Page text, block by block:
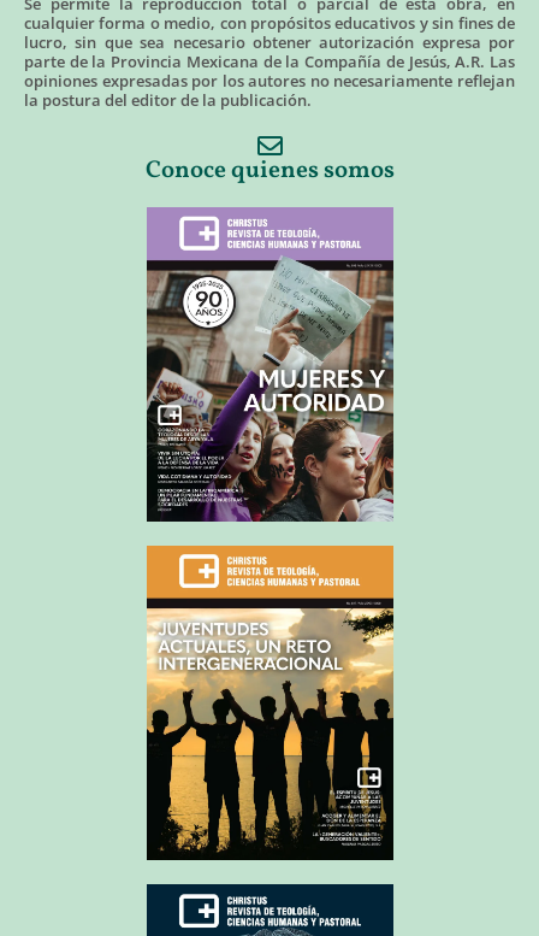
cualquier forma o medio, con propósitos educativos y sin fines de
lucro, sin que sea necesario obtener autorización expresa por
parte de la Provincia Mexicana de la Compañía de Jesús, A.R. Las
opiniones expresadas por los autores no necesariamente reflejan
la postura del editor de la publicación.
Conoce quienes somos